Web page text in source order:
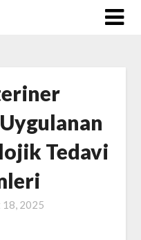
Tedavi
18, 2025